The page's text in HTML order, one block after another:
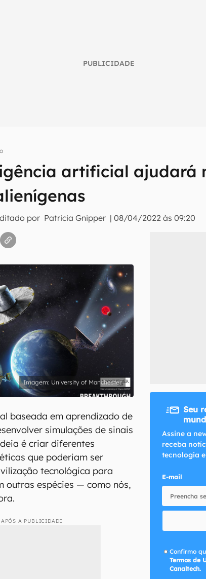
PUBLICIDADE
artificial ajudará
por Patricia Gnipper |08/04/2022 às 09:20
do mundo tech!
Canaltech e receba notícias e reviews sobre tecnologia
inscreva-se
e concordo com os Termos de Uso e Política de Privacidade do
University of Manchester
baseada em aprendizado de
simulações de sinais
é criar diferentes
que poderiam ser
tecnológica para
outras espécies — como nós,
A PUBLICIDADE
Seu
Assine a
receba
tecnologia
E-mail
Confirmo
Termos de
Canaltech.